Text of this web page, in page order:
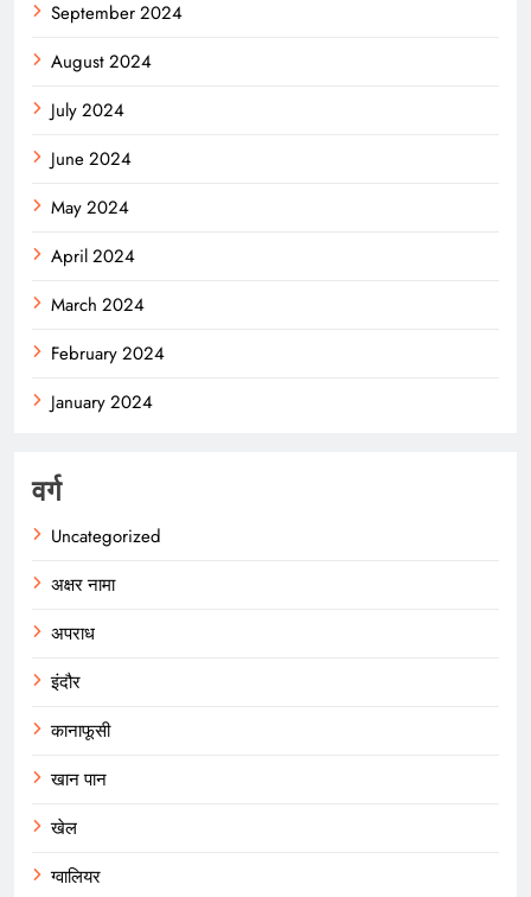
September 2024
August 2024
July 2024
June 2024
May 2024
April 2024
March 2024
February 2024
January 2024
वर्ग
Uncategorized
अक्षर नामा
अपराध
इंदौर
कानाफूसी
खान पान
खेल
ग्वालियर